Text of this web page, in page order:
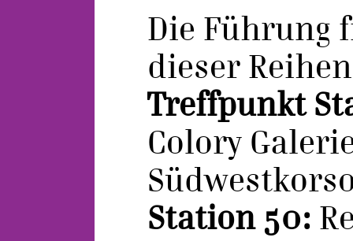
Die Führung
dieser
Treffpunkt
Colory
Station 50: